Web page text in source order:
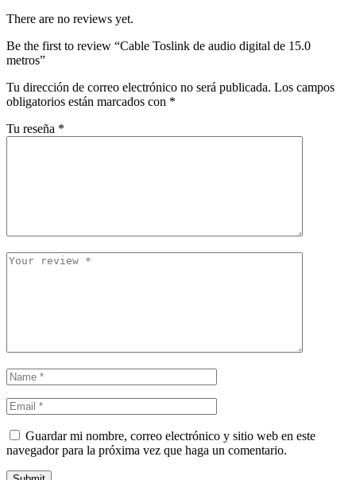
There are no reviews yet.
Be the first to review “Cable Toslink de audio digital de 15.0
metros”
Tu dirección de correo electrónico no será publicada. Los campos
obligatorios están marcados con *
Tu reseña *
Guardar mi nombre, correo electrónico y sitio web en este
navegador para la próxima vez que haga un comentario.